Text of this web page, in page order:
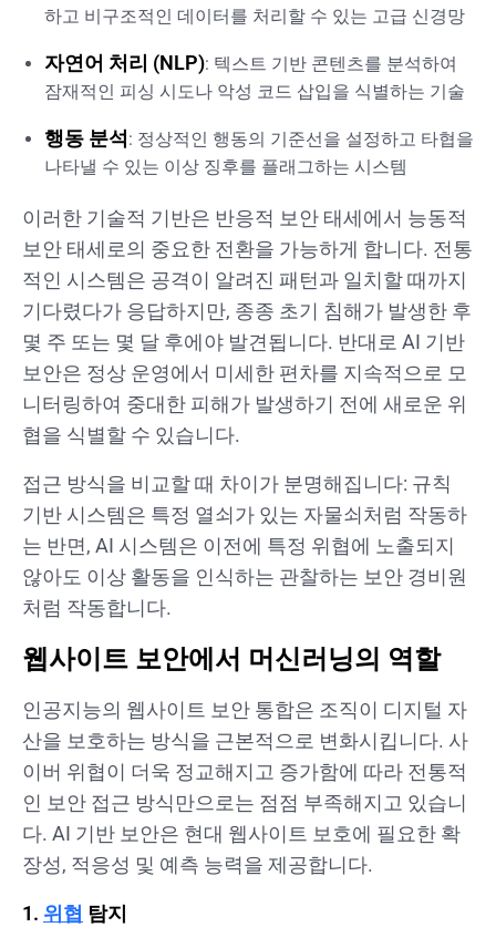
하고 비구조적인 데이터를 처리할 수 있는 고급 신경망
자연어 처리 (NLP): 텍스트 기반 콘텐츠를 분석하여
잠재적인 피싱 시도나 악성 코드 삽입을 식별하는 기술
행동 분석: 정상적인 행동의 기준선을 설정하고 타협을
나타낼 수 있는 이상 징후를 플래그하는 시스템
이러한 기술적 기반은 반응적 보안 태세에서 능동적
보안 태세로의 중요한 전환을 가능하게 합니다. 전통
적인 시스템은 공격이 알려진 패턴과 일치할 때까지
기다렸다가 응답하지만, 종종 초기 침해가 발생한 후
몇 주 또는 몇 달 후에야 발견됩니다. 반대로 AI 기반
보안은 정상 운영에서 미세한 편차를 지속적으로 모
니터링하여 중대한 피해가 발생하기 전에 새로운 위
협을 식별할 수 있습니다.
접근 방식을 비교할 때 차이가 분명해집니다: 규칙
기반 시스템은 특정 열쇠가 있는 자물쇠처럼 작동하
는 반면, AI 시스템은 이전에 특정 위협에 노출되지
않아도 이상 활동을 인식하는 관찰하는 보안 경비원
처럼 작동합니다.
웹사이트 보안에서 머신러닝의 역할
인공지능의 웹사이트 보안 통합은 조직이 디지털 자
산을 보호하는 방식을 근본적으로 변화시킵니다. 사
이버 위협이 더욱 정교해지고 증가함에 따라 전통적
인 보안 접근 방식만으로는 점점 부족해지고 있습니
다. AI 기반 보안은 현대 웹사이트 보호에 필요한 확
장성, 적응성 및 예측 능력을 제공합니다.
1. 위협 탐지